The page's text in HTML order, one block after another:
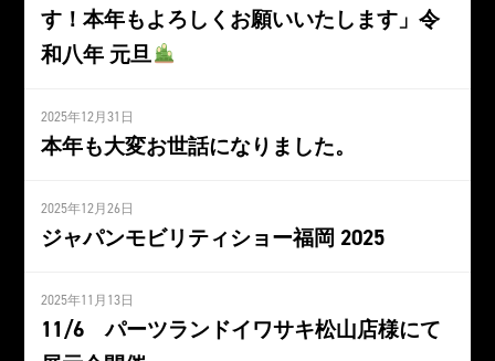
す！本年もよろしくお願いいたします」令
和八年 元旦
2025年12月31日
本年も大変お世話になりました。
2025年12月26日
ジャパンモビリティショー福岡 2025
2025年11月13日
11/6 パーツランドイワサキ松山店様にて